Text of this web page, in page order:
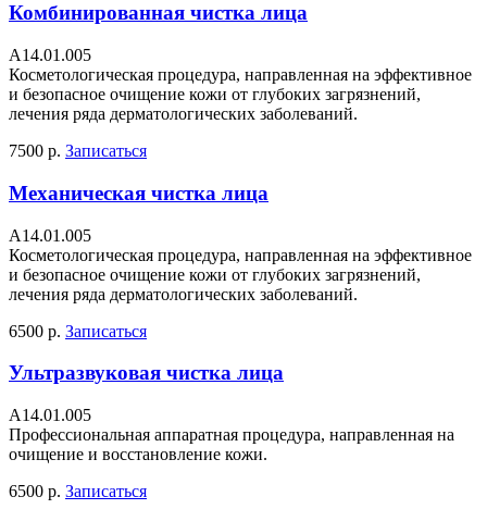
Комбинированная чистка лица
А14.01.005
Косметологическая процедура, направленная на эффективное
и безопасное очищение кожи от глубоких загрязнений,
лечения ряда дерматологических заболеваний.
7500 р. Записаться
Механическая чистка лица
А14.01.005
Косметологическая процедура, направленная на эффективное
и безопасное очищение кожи от глубоких загрязнений,
лечения ряда дерматологических заболеваний.
6500 р. Записаться
Ультразвуковая чистка лица
А14.01.005
Профессиональная аппаратная процедура, направленная на
очищение и восстановление кожи.
6500 р. Записаться